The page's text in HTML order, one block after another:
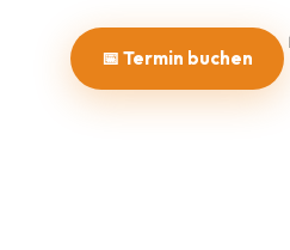
📅 Termin buchen